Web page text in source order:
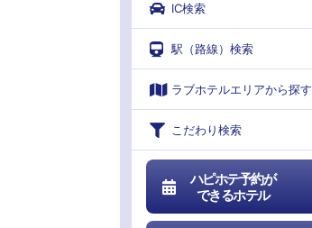
IC検索
駅（路線）検索
ラブホテルエリアから探す
こだわり検索
ハピホテ予約が
できるホテル